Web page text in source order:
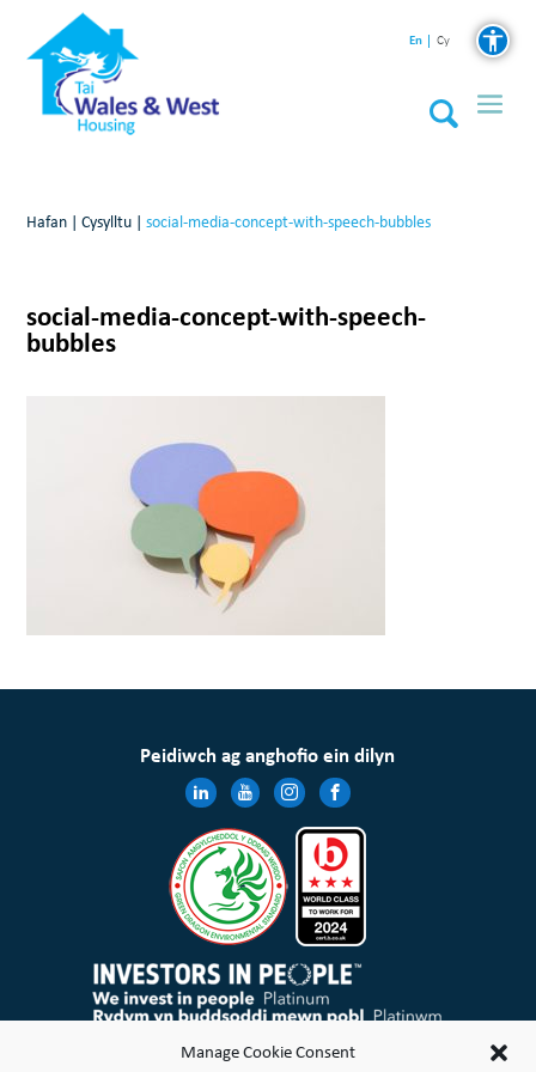
Manage Cookie Consent
En Cy
Hafan |Cysylltu |social-media-concept-with-speech-bubbles
social-media-concept-with-speech-
bubbles
Peidiwch ag anghofio ein dilyn
Mae Cymdeithas Tai Wales & West Cyfyngedig wedi’i chofrestru yng Nghymru a Lloegr gyda rheolau elusennol
ac mae’n gymdeithas gofrestredig dan Ddeddf Cymdeithasau Cydweithredol a Chymdeithasau Budd